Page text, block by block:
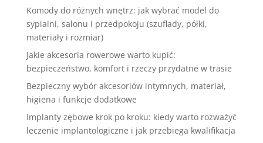
Komody do różnych wnętrz: jak wybrać model do
sypialni, salonu i przedpokoju (szuflady, półki,
materiały i rozmiar)
Jakie akcesoria rowerowe warto kupić:
bezpieczeństwo, komfort i rzeczy przydatne w trasie
Bezpieczny wybór akcesoriów intymnych, materiał,
higiena i funkcje dodatkowe
Implanty zębowe krok po kroku: kiedy warto rozważyć
leczenie implantologiczne i jak przebiega kwalifikacja